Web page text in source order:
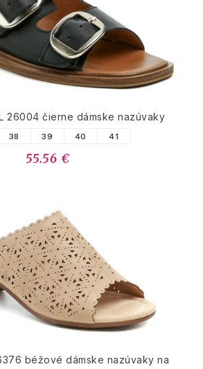
26004 čierne dámske nazúvaky
38 39 40 41
55.56 €
béžové dámske nazúvaky na